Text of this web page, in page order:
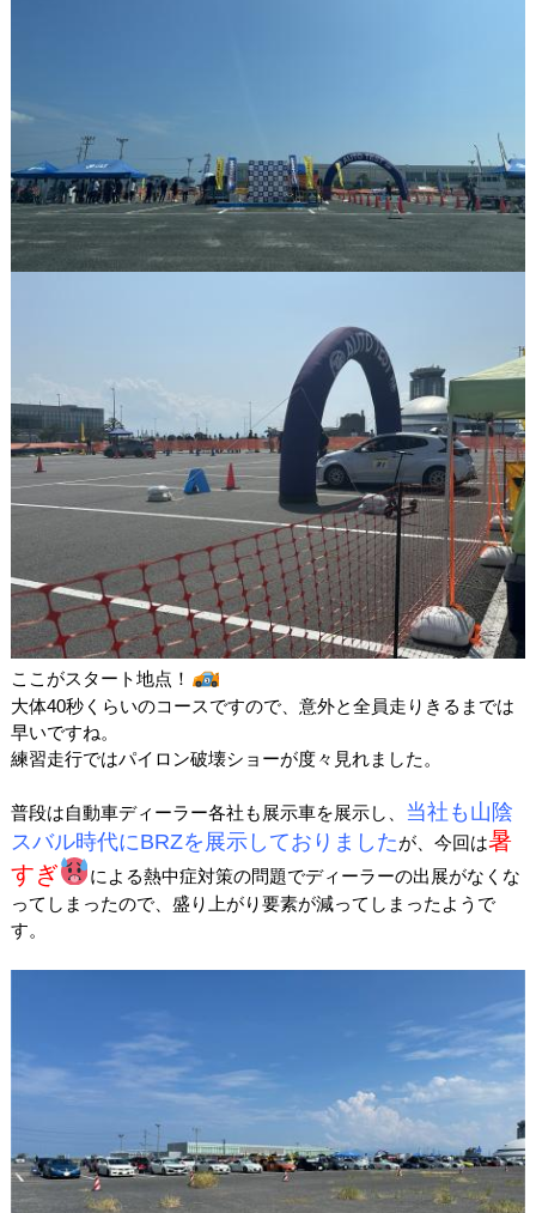
ここがスタート地点！
大体40秒くらいのコースですので、意外と全員走りきるまでは
早いですね。
練習走行ではパイロン破壊ショーが度々見れました。
普段は自動車ディーラー各社も展示車を展示し、 当社も山陰
スバル時代にBRZを展示しておりましたが、今回は暑
すぎ
による熱中症対策の問題でディーラーの出展がなくな
ってしまったので、盛り上がり要素が減ってしまったようで
す。